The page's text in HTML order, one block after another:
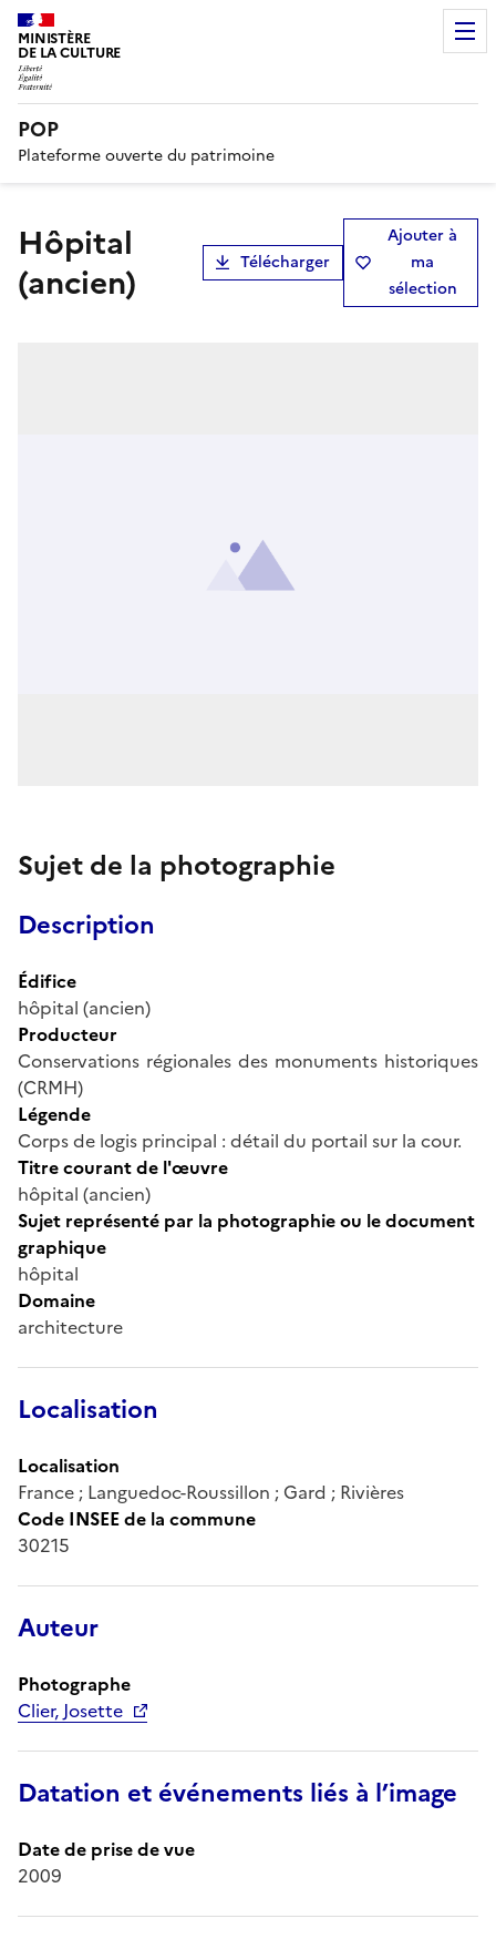
MINISTÈRE
DE LA CULTURE
POP
Plateforme ouverte du patrimoine
hôpital
(ancien)
Télécharger
Ajouter à
ma
sélection
Sujet de la photographie
Description
Édifice
hôpital (ancien)
Producteur
Conservations régionales des monuments historiques
(CRMH)
Légende
Corps de logis principal : détail du portail sur la cour.
Titre courant de l'œuvre
hôpital (ancien)
Sujet représenté par la photographie ou le document
graphique
hôpital
Domaine
architecture
Localisation
Localisation
France ; Languedoc-Roussillon ; Gard ; Rivières
Code INSEE de la commune
30215
Auteur
Photographe
Clier, Josette
Datation et événements liés à l’image
Date de prise de vue
2009